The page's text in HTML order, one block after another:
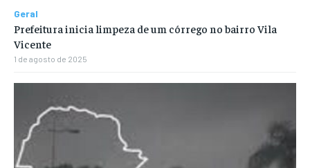
Geral
Prefeitura inicia limpeza de um córrego no bairro Vila
Vicente
1 de agosto de 2025